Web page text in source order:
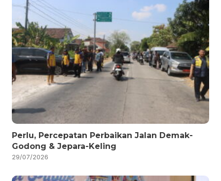
Perlu, Percepatan Perbaikan Jalan Demak-
Godong & Jepara-Keling
29/07/2026